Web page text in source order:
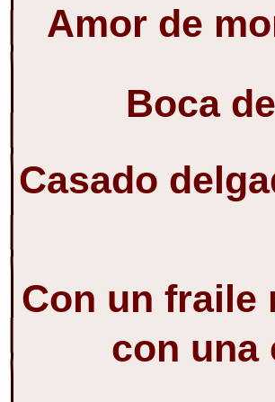
Amor de
Boca
Casado
Con un fraile
con una